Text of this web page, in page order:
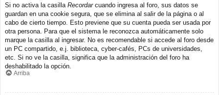
Si no activa la casilla Recordarcuando ingresa al foro, sus datos se
guardan en una cookie segura, que se elimina al salir de la página o al
cabo de cierto tiempo. Esto previene que su cuenta pueda ser usada por
otra persona. Para que el sistema le reconozca automáticamente solo
marque la casilla al ingresar. No es recomendable si accede al foro desde
un PC compartido, e.j. biblioteca, cyber-cafés, PCs de universidades,
etc. Si no ve la casilla, significa que la administración del foro ha
deshabilitado la opción.
Arriba